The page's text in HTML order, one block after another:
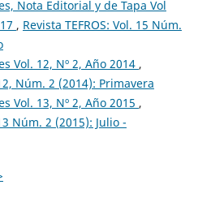
Nota Editorial y de Tapa Vol
, Revista TEFROS: Vol. 15 Núm.
Vol. 12, Nº 2, Año 2014 ,
Núm. 2 (2014): Primavera
Vol. 13, Nº 2, Año 2015 ,
Núm. 2 (2015): Julio -